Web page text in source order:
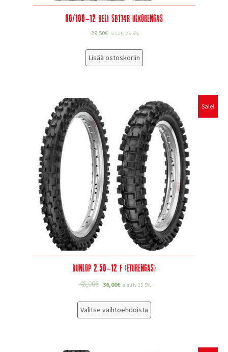
80/100-12 DELI SB114R ulkorengas
29,50€ sis alv 25.5%
Lisää ostoskoriin
Sale!
Dunlop 2.50-12 F (eturengas)
46,00€ 36,00€ sis alv 25.5%
Valitse vaihtoehdoista